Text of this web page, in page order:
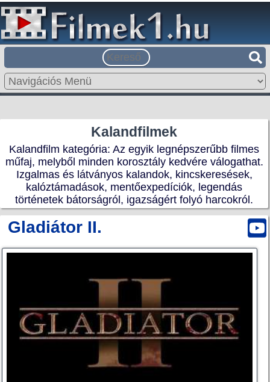
Kalandfilmek
Kalandfilm kategória: Az egyik legnépszerűbb filmes
műfaj, melyből minden korosztály kedvére válogathat.
Izgalmas és látványos kalandok, kincskeresések,
kalóztámadások, mentőexpedíciók, legendás
történetek bátorságról, igazságért folyó harcokról.
Gladiátor II.